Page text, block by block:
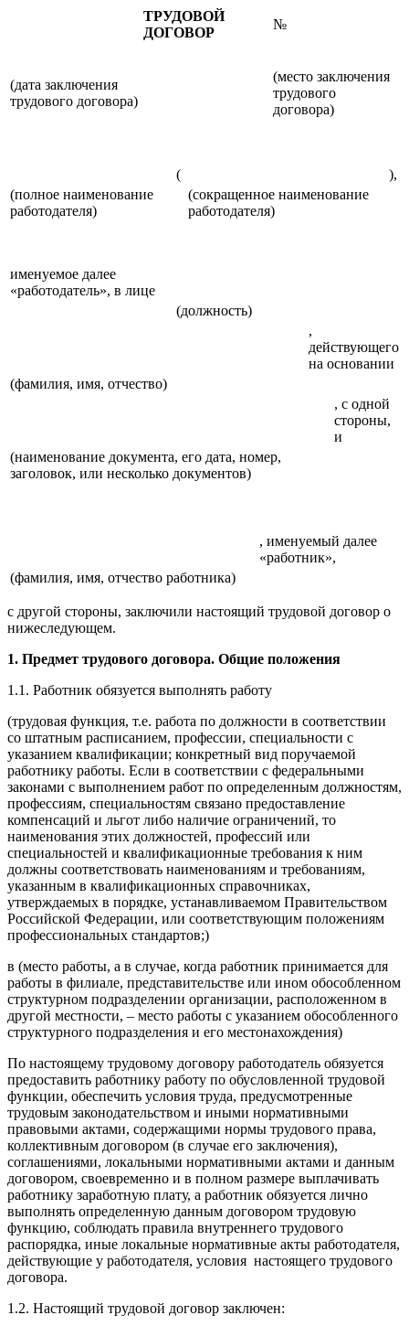
ТРУДОВОЙ
ДОГОВОР
№
(дата заключения
трудового договора)
(место заключения
трудового
договора)
(
),
(полное наименование
работодателя)
(сокращенное наименование
работодателя)
именуемое далее
«работодатель», в лице
(должность)
,
действующего
на основании
(фамилия, имя, отчество)
, с одной
стороны,
и
(наименование документа, его дата, номер,
заголовок, или несколько документов)
, именуемый далее
«работник»,
(фамилия, имя, отчество работника)
с другой стороны, заключили настоящий трудовой договор о
нижеследующем.
1. Предмет трудового договора. Общие положения
1.1. Работник обязуется выполнять работу
(трудовая функция, т.е. работа по должности в соответствии
со штатным расписанием, профессии, специальности с
указанием квалификации; конкретный вид поручаемой
работнику работы. Если в соответствии с федеральными
законами с выполнением работ по определенным должностям,
профессиям, специальностям связано предоставление
компенсаций и льгот либо наличие ограничений, то
наименования этих должностей, профессий или
специальностей и квалификационные требования к ним
должны соответствовать наименованиям и требованиям,
указанным в квалификационных справочниках,
утверждаемых в порядке, устанавливаемом Правительством
Российской Федерации, или соответствующим положениям
профессиональных стандартов;)
в (место работы, а в случае, когда работник принимается для
работы в филиале, представительстве или ином обособленном
структурном подразделении организации, расположенном в
другой местности, – место работы с указанием обособленного
структурного подразделения и его местонахождения)
По настоящему трудовому договору работодатель обязуется
предоставить работнику работу по обусловленной трудовой
функции, обеспечить условия труда, предусмотренные
трудовым законодательством и иными нормативными
правовыми актами, содержащими нормы трудового права,
коллективным договором (в случае его заключения),
соглашениями, локальными нормативными актами и данным
договором, своевременно и в полном размере выплачивать
работнику заработную плату, а работник обязуется лично
выполнять определенную данным договором трудовую
функцию, соблюдать правила внутреннего трудового
распорядка, иные локальные нормативные акты работодателя,
действующие у работодателя, условия настоящего трудового
договора.
1.2. Настоящий трудовой договор заключен: